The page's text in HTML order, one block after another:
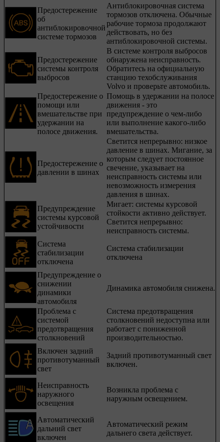
Предостережение
об
антиблокировочной
системе тормозов
Антиблокировочная система
тормозов отключена. Обычные
рабочие тормоза продолжают
действовать, но без
антиблокировочной системы.
Предостережение
системы контроля
выбросов
В системе контроля выбросов
обнаружена неисправность.
Обратитесь на официальную
станцию техобслуживания
Volvo и проверьте автомобиль.
Предостережение о
помощи или
вмешательстве при
удержании на
полосе движения.
Помощь в удержании на полосе
движения - это
предупреждение о чем-либо
или выполнение какого-либо
вмешательства.
Предостережение о
давлении в шинах
Светится непрерывно: низкое
давление в шинах. Мигание, за
которым следует постоянное
свечение, указывает на
неисправность системы или
невозможность измерения
давления в шинах.
Предупреждение
системы курсовой
устойчивости
Мигает: системы курсовой
стойкости активно действует.
Светится непрерывно:
неисправность системы.
Система
стабилизации
отключена
Система стабилизации
отключена
Предупреждение о
снижении
динамики
автомобиля
Динамика автомобиля снижена.
Проблема с
системой
предотвращения
столкновений
Система предотвращения
столкновений недоступна или
работает с пониженной
производительностью.
Включен задний
противотуманный
свет
Задний противотуманный свет
включен.
Неисправность
наружного
освещения
Возникла проблема с
наружным освещением.
Автоматический
дальний свет
включен
Автоматический режим
дальнего света действует.